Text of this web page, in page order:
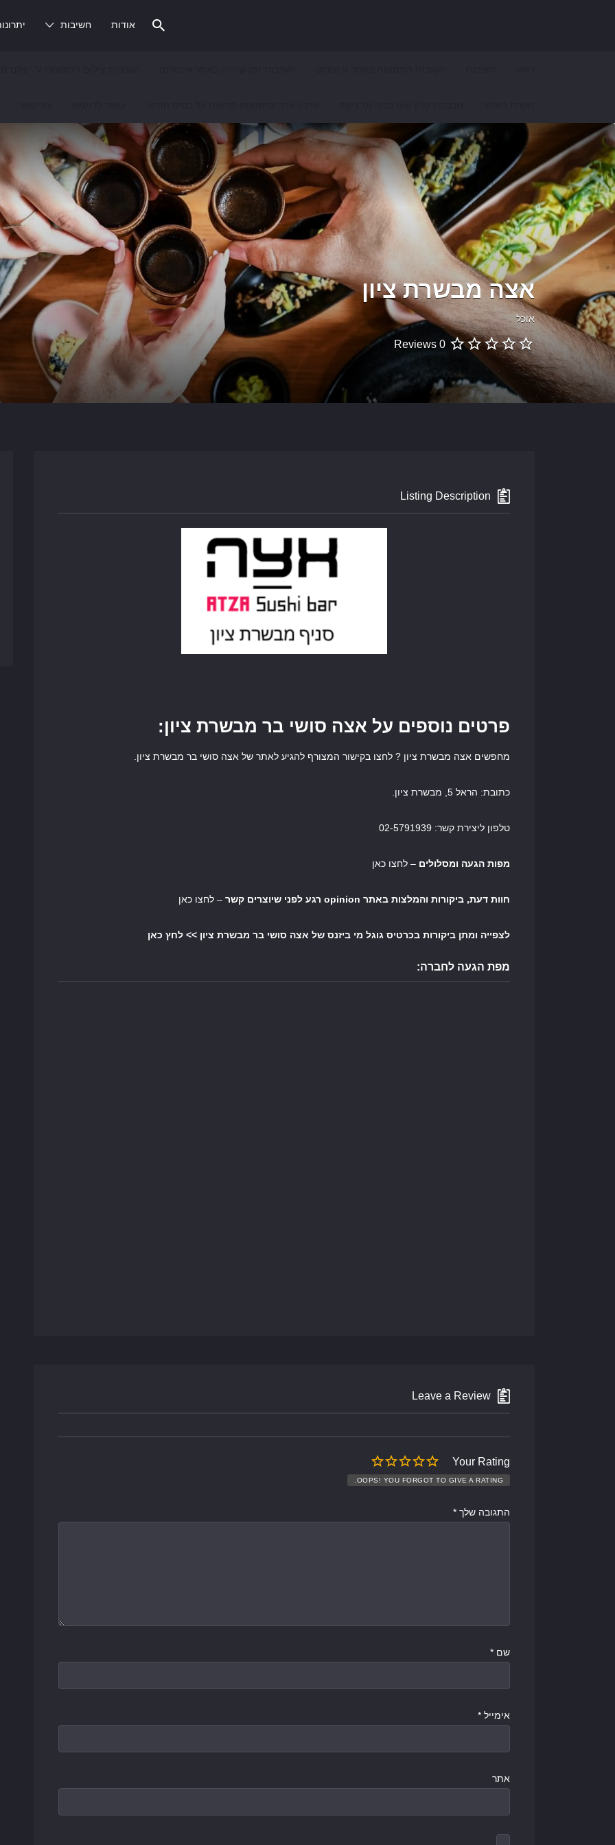
אודות חשיבות
אצה מבשרת ציון
אוכל
0 Reviews
Listing Description
פרטים נוספים על אצה סושי בר מבשרת ציון:
מחפשים אצה מבשרת ציון ? לחצו בקישור המצורף להגיע לאתר של אצה סושי בר מבשרת ציון.
כתובת: הראל 5, מבשרת ציון.
טלפון ליצירת קשר: 02-5791939
מפות הגעה ומסלולים – לחצו כאן
חוות דעת, ביקורות והמלצות באתר opinion רגע לפני שיוצרים קשר – לחצו כאן
לצפייה ומתן ביקורות בכרטיס גוגל מי ביזנס של אצה סושי בר מבשרת ציון >> לחץ כאן
מפת הגעה לחברה:
Leave a Review
Your Rating
OOPS! YOU FORGOT TO GIVE A RATING.
התגובה שלך *
שם *
אימייל *
אתר